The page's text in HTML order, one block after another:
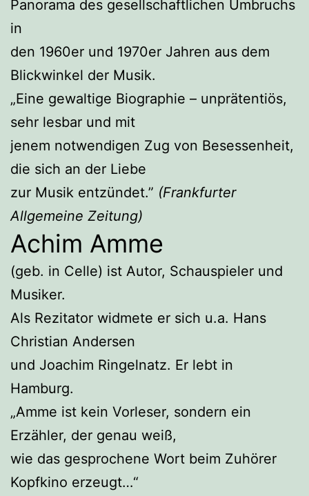
Panorama des gesellschaftlichen Umbruchs
in
den 1960er und 1970er Jahren aus dem
Blickwinkel der Musik.
„Eine gewaltige Biographie – unprätentiös,
sehr lesbar und mit
jenem notwendigen Zug von Besessenheit,
die sich an der Liebe
zur Musik entzündet.” (Frankfurter
Allgemeine Zeitung)
Achim Amme
(geb. in Celle) ist Autor, Schauspieler und
Musiker.
Als Rezitator widmete er sich u.a. Hans
Christian Andersen
und Joachim Ringelnatz. Er lebt in
Hamburg.
„Amme ist kein Vorleser, sondern ein
Erzähler, der genau weiß,
wie das gesprochene Wort beim Zuhörer
Kopfkino erzeugt…“